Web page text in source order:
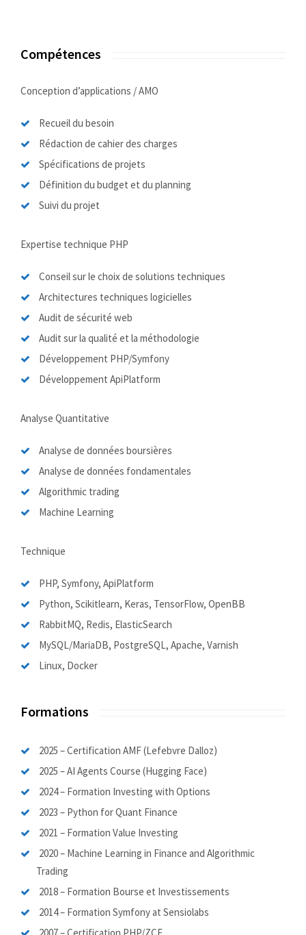
Compétences
Conception d’applications / AMO
Recueil du besoin
Rédaction de cahier des charges
Spécifications de projets
Définition du budget et du planning
Suivi du projet
Expertise technique PHP
Conseil sur le choix de solutions techniques
Architectures techniques logicielles
Audit de sécurité web
Audit sur la qualité et la méthodologie
Développement PHP/Symfony
Développement ApiPlatform
Analyse Quantitative
Analyse de données boursières
Analyse de données fondamentales
Algorithmic trading
Machine Learning
Technique
PHP, Symfony, ApiPlatform
Python, Scikitlearn, Keras, TensorFlow, OpenBB
RabbitMQ, Redis, ElasticSearch
MySQL/MariaDB, PostgreSQL, Apache, Varnish
Linux, Docker
Formations
2025 – Certification AMF (Lefebvre Dalloz)
2025 –AI Agents Course (Hugging Face)
2024– Formation Investing with Options
2023 – Python for Quant Finance
2021 – Formation Value Investing
2020– Machine Learning in Finance and Algorithmic
Trading
2018– Formation Bourse et Investissements
2014– Formation Symfony at Sensiolabs